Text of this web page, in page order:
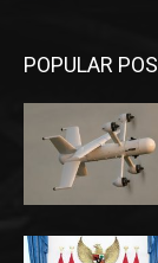
POPULAR